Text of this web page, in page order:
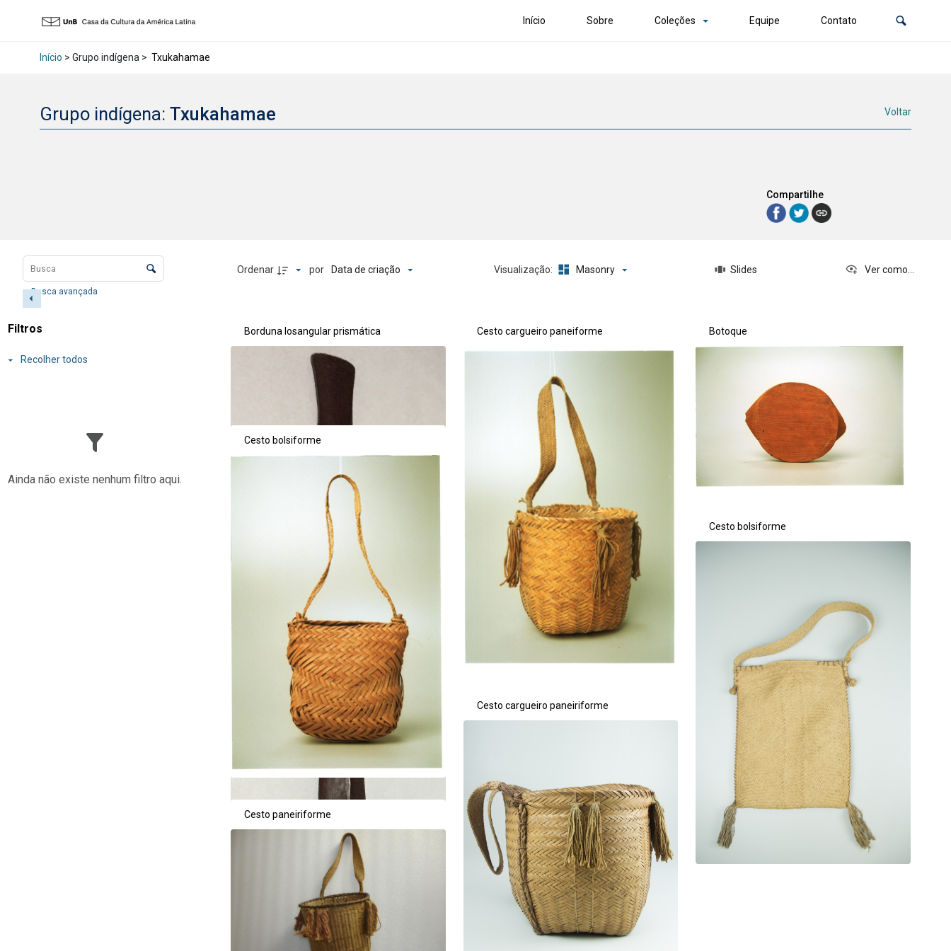
Início Sobre Coleções Equipe Contato
Início > Grupo indígena > Txukahamae
Grupo indígena: Txukahamae Voltar
Compartilhe
Lista de itens
Controle de ordenação e visualização
Busca avançada
Ordenar por Data de criação Visualização: Masonry Slides Ver como...
Filtros
Recolher todos
Ainda não existe nenhum filtro aqui.
Resultados da lista de itens
Borduna losangular prismática Cesto cargueiro paneiforme Botoque
Cesto bolsiforme
Cesto bolsiforme
Cesto cargueiro paneiriforme
Cesto paneiriforme